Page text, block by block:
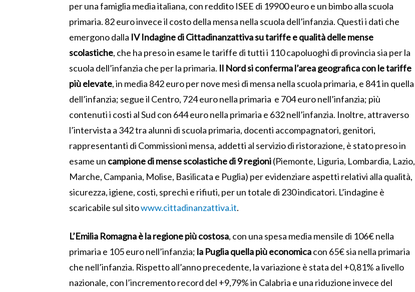
per una famiglia media italiana, con reddito ISEE di 19900 euro e un bimbo alla scuola
primaria. 82 euro invece il costo della mensa nella scuola dell’infanzia. Questi i dati che
emergono dalla IV Indagine di Cittadinanzattiva su tariffe e qualità delle mense
scolastiche, che ha preso in esame le tariffe di tutti i 110 capoluoghi di provincia sia per la
scuola dell’infanzia che per la primaria. Il Nord si conferma l’area geografica con le tariffe
più elevate, in media 842 euro per nove mesi di mensa nella scuola primaria, e 841 in quella
dell’infanzia; segue il Centro, 724 euro nella primaria e 704 euro nell’infanzia; più
contenuti i costi al Sud con 644 euro nella primaria e 632 nell’infanzia. Inoltre, attraverso
l’intervista a 342 tra alunni di scuola primaria, docenti accompagnatori, genitori,
rappresentanti di Commissioni mensa, addetti al servizio di ristorazione, è stato preso in
esame un campione di mense scolastiche di 9 regioni(Piemonte, Liguria, Lombardia, Lazio,
Marche, Campania, Molise, Basilicata e Puglia) per evidenziare aspetti relativi alla qualità,
sicurezza, igiene, costi, sprechi e rifiuti, per un totale di 230 indicatori. L’indagine è
scaricabile sul sitowww.cittadinanzattiva.it.
L’Emilia Romagna è la regione più costosa, con una spesa media mensile di 106€ nella
primaria e 105 euro nell’infanzia; la Puglia quella più economicacon 65€ sia nella primaria
che nell’infanzia. Rispetto all’anno precedente, la variazione è stata del +0,81% a livello
nazionale, con l’incremento record del +9,79% in Calabria e una riduzione invece del